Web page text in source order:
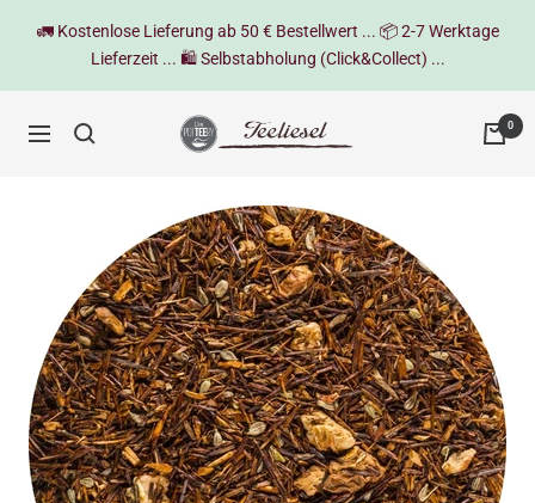
🚛 Kostenlose Lieferung ab 50 € Bestellwert ... 📦 2-7 Werktage
Lieferzeit ... 🛍️ Selbstabholung (Click&Collect) ...
Navigation
Teeliesel 0